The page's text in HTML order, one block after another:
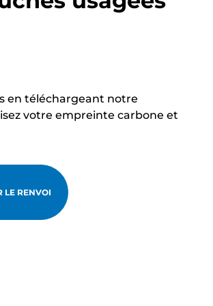
en téléchargeant notre
votre empreinte carbone et
LE RENVOI